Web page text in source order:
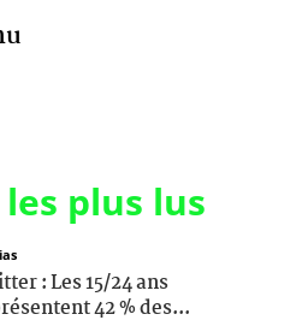
les plus lus
: Les 15/24 ans
42 % des...